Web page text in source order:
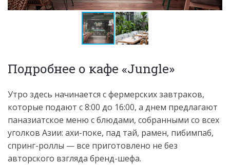
Подробнее о кафе «Jungle»
Утро здесь начинается с фермерских завтраков,
которые подают с 8:00 до 16:00, а днем предлагают
паназиатское меню с блюдами, собранными со всех
уголков Азии: ахи-поке, пад тай, рамен, пибимпаб,
спринг-роллы — все приготовлено не без
авторского взгляда бренд-шефа.